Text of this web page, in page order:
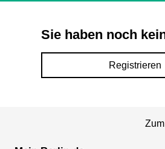
Sie haben noch
Registrieren